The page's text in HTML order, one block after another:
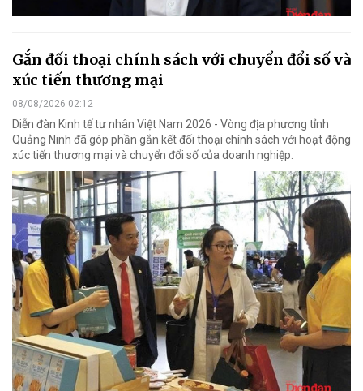
Gắn đối thoại chính sách với chuyển đổi số và
xúc tiến thương mại
08/08/2026 02:12
Diễn đàn Kinh tế tư nhân Việt Nam 2026 - Vòng địa phương tỉnh
Quảng Ninh đã góp phần gắn kết đối thoại chính sách với hoạt động
xúc tiến thương mại và chuyển đổi số của doanh nghiệp.